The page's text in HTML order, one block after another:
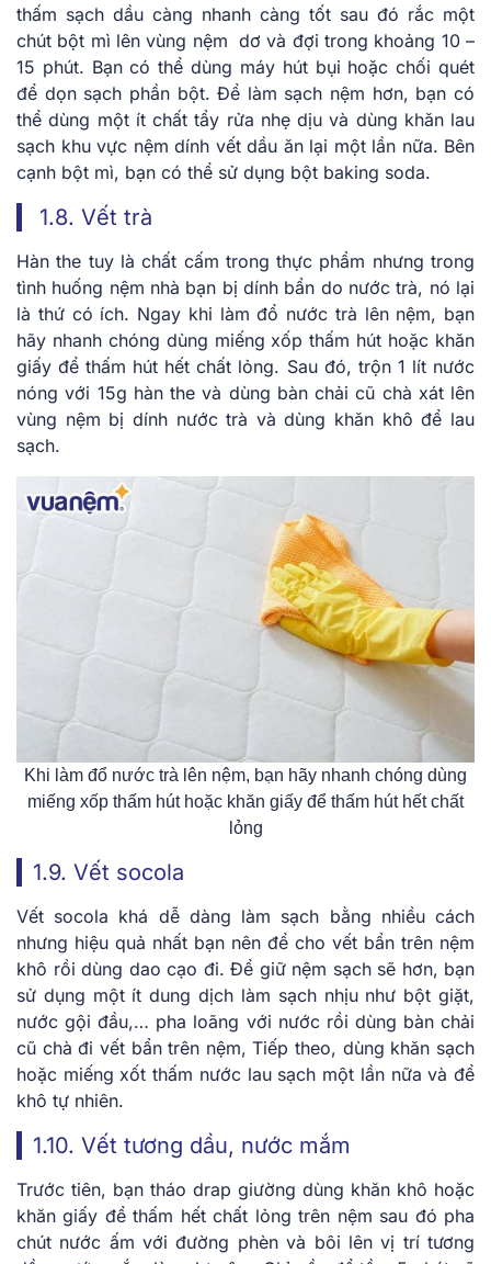
thấm sạch dầu càng nhanh càng tốt sau đó rắc một
chút bột mì lên vùng nệm dơ và đợi trong khoảng 10 –
15 phút. Bạn có thể dùng máy hút bụi hoặc chối quét
để dọn sạch phần bột. Để làm sạch nệm hơn, bạn có
thể dùng một ít chất tẩy rửa nhẹ dịu và dùng khăn lau
sạch khu vực nệm dính vết dầu ăn lại một lần nữa. Bên
cạnh bột mì, bạn có thể sử dụng bột baking soda.
1.8. Vết trà
Hàn the tuy là chất cấm trong thực phẩm nhưng trong
tình huống nệm nhà bạn bị dính bẩn do nước trà, nó lại
là thứ có ích. Ngay khi làm đổ nước trà lên nệm, bạn
hãy nhanh chóng dùng miếng xốp thấm hút hoặc khăn
giấy để thấm hút hết chất lỏng. Sau đó, trộn 1 lít nước
nóng với 15g hàn the và dùng bàn chải cũ chà xát lên
vùng nệm bị dính nước trà và dùng khăn khô để lau
sạch.
Khi làm đổ nước trà lên nệm, bạn hãy nhanh chóng dùng
miếng xốp thấm hút hoặc khăn giấy để thấm hút hết chất
lỏng
1.9. Vết socola
Vết socola khá dễ dàng làm sạch bằng nhiều cách
nhưng hiệu quả nhất bạn nên để cho vết bẩn trên nệm
khô rồi dùng dao cạo đi. Để giữ nệm sạch sẽ hơn, bạn
sử dụng một ít dung dịch làm sạch nhịu như bột giặt,
nước gội đầu,… pha loãng với nước rồi dùng bàn chải
cũ chà đi vết bẩn trên nệm, Tiếp theo, dùng khăn sạch
hoặc miếng xốt thấm nước lau sạch một lần nữa và để
khô tự nhiên.
1.10. Vết tương dầu, nước mắm
Trước tiên, bạn tháo drap giường dùng khăn khô hoặc
khăn giấy để thấm hết chất lỏng trên nệm sau đó pha
chút nước ấm với đường phèn và bôi lên vị trí tương